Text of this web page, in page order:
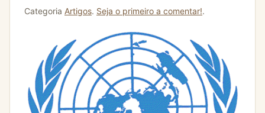
Categoria Artigos. Seja o primeiro a comentar!.